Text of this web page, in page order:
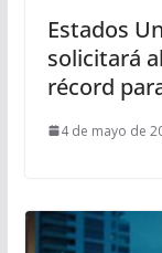
Estados
solicitará
récord
4 de mayo de